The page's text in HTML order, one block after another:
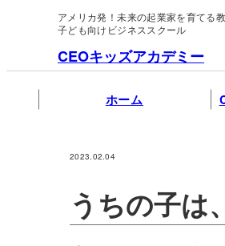
アメリカ発！未来の起業家を育てる
子ども向けビジネススクール
CEOキッズアカデミー
ホーム
2023.02.04
うちの子は